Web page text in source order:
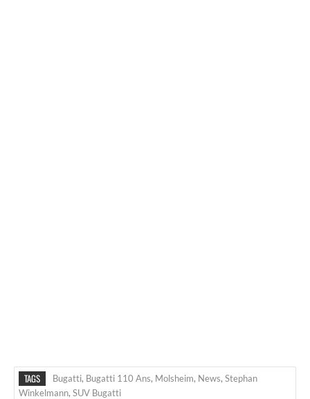
TAGS Bugatti, Bugatti 110 Ans, Molsheim, News, Stephan
Winkelmann, SUV Bugatti